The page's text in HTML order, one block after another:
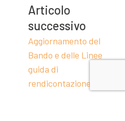
Articolo
successivo
Aggiornamento del
Bando e delle Linee
guida di
rendicontazione